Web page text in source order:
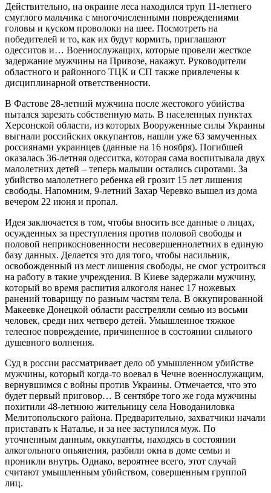
Действительно, на окраине леса находился труп 11-летнего
смуглого мальчика с многочисленными повреждениями
головы и куском проволоки на шее. Посмотреть на
победителей и то, как их будут кормить, приглашают
одесситов и… Военнослужащих, которые провели жесткое
задержание мужчины на Привозе, накажут. Руководители
областного и районного ТЦК и СП также привлечены к
дисциплинарной ответственности.
В Фастове 28-летний мужчина после жестокого убийства
пытался зарезать собственную мать. В населенных пунктах
Херсонской области, из которых Вооруженные силы Украины
выгнали российских оккупантов, нашли уже 63 замученных
россиянами украинцев (данные на 16 ноября). Погибшей
оказалась 36-летняя одесситка, которая сама воспитывала двух
малолетних детей – теперь малыши остались сиротами. За
убийство малолетнего ребенка ей грозит 15 лет лишения
свободы. Напомним, 9-летний Захар Черевко вышел из дома
вечером 22 июня и пропал.
Идея заключается в том, чтобы вносить все данные о лицах,
осужденных за преступления против половой свободы и
половой неприкосновенности несовершеннолетних в единую
базу данных. Делается это для того, чтобы насильник,
освобожденный из мест лишения свободы, не смог устроиться
на работу в такие учреждения. В Киеве задержали мужчину,
который во время распития алкоголя нанес 17 ножевых
ранений товарищу по разным частям тела. В оккупированной
Макеевке Донецкой области расстреляли семью из восьми
человек, среди них четверо детей. Умышленное тяжкое
телесное повреждение, причиненное в состоянии сильного
душевного волнения.
Суд в россии рассматривает дело об умышленном убийстве
мужчины, который когда-то воевал в Чечне военнослужащим,
вернувшимся с войны против Украины. Отмечается, что это
будет первый приговор… В сентябре того же года мужчины
похитили 48-летнюю жительницу села Новоданиловка
Мелитопольского района. Предварительно, захватчики начали
приставать к Наталье, и за нее заступился муж. По
уточненным данным, оккупанты, находясь в состоянии
алкогольного опьянения, разбили окна в доме семьи и
проникли внутрь. Однако, вероятнее всего, этот случай
считают умышленным убийством, совершенным группой
лиц.